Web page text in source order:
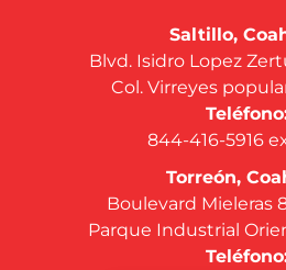
Saltillo,
Blvd. Isidro Lopez
Col. Virreyes
844-416-5916
Torreón,
Boulevard Mieleras
Parque Industrial